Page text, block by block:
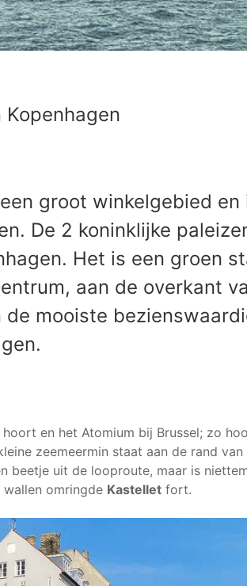
groot winkelgebied
De 2 koninklijke
Het is een groen
aan de overkant
mooiste
en het Atomium bij Brussel; zo
zeemeermin staat aan de rand
beetje uit de looproute, maar is
omringde Kastellet fort.